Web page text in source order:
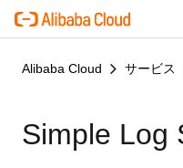
Alibaba Cloud サービス
Simple Log